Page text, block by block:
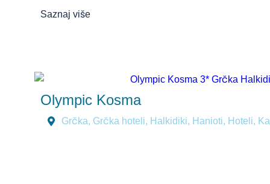
Saznaj više
Olympic Kosma
Grčka, Grčka hoteli, Halkidiki, Hanioti, Hoteli,